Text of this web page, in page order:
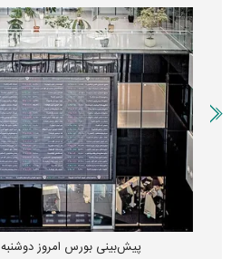
پیش‌بینی بورس امروز دوشنبه ۱۲ مرداد ماه ۱۴۰۵